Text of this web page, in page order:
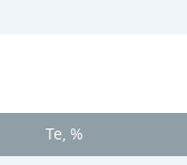
Te, %